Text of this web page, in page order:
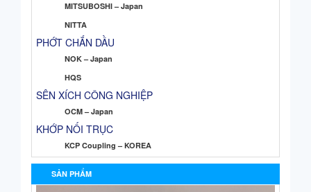
MITSUBOSHI – Japan
NITTA
PHỚT CHẮN DẦU
NOK – Japan
HQS
SÊN XÍCH CÔNG NGHIỆP
OCM – Japan
KHỚP NỐI TRỤC
KCP Coupling – KOREA
SẢN PHẨM